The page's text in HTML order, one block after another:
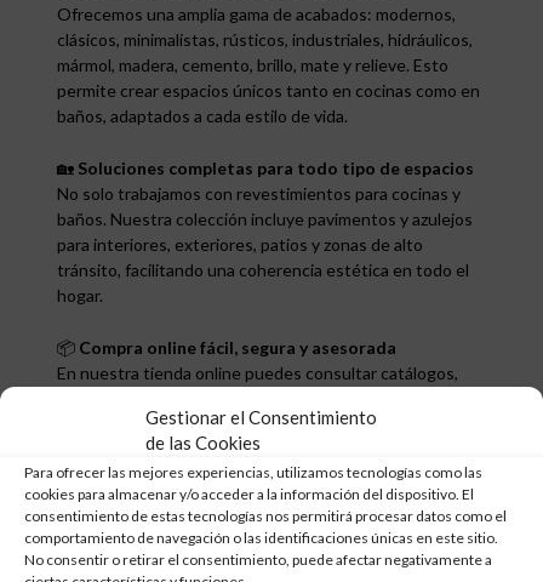
Gestionar el Consentimiento
de las Cookies
Para ofrecer las mejores experiencias, utilizamos tecnologías como las
cookies para almacenar y/o acceder a la información del dispositivo. El
consentimiento de estas tecnologías nos permitirá procesar datos como el
comportamiento de navegación o las identificaciones únicas en este sitio.
No consentir o retirar el consentimiento, puede afectar negativamente a
Ofrecemos una amplia gama de acabados: modernos,
clásicos, minimalistas, rústicos, industriales, hidráulicos,
mármol, madera, cemento, brillo, mate y relieve. Esto
permite crear espacios únicos tanto en cocinas como en
baños, adaptados a cada estilo de vida.
🏡 Soluciones completas para todo tipo de espacios
No solo trabajamos con revestimientos para cocinas y
baños. Nuestra colección incluye pavimentos y azulejos
para interiores, exteriores, patios y zonas de alto
tránsito, facilitando una coherencia estética en todo el
hogar.
📦 Compra online fácil, segura y asesorada
En nuestra tienda online puedes consultar catálogos,
asesoramiento especializado para que tu proyecto sea
un éxito desde el primer momento.
💡Ideal para reformas y obra nueva
Tanto si se trata de una pequeña renovación como de un
proyecto integral, en LaTiendaDelAzulejo.com
encontrarás materiales de primera calidad con la garantía